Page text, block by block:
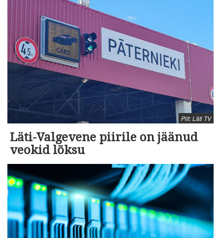
Pilt: Läti TV
Läti-Valgevene piirile on jäänud
veokid lõksu